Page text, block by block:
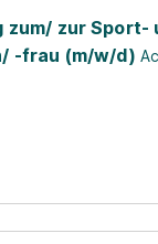
zum/ zur Sport-
-frau (m/w/d)